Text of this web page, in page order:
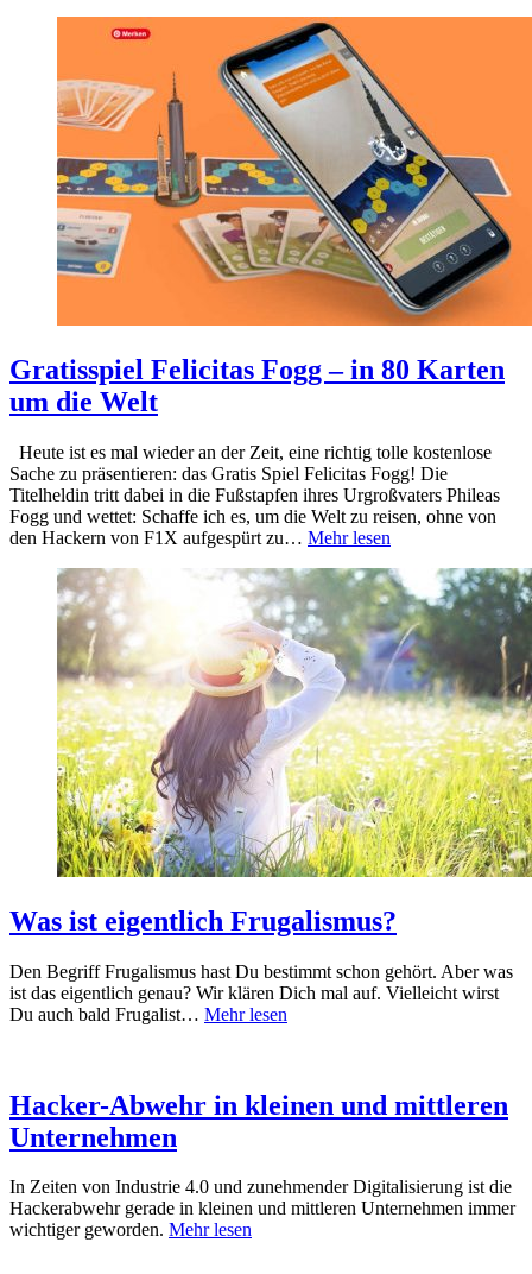
Gratisspiel Felicitas Fogg – in 80 Karten
um die Welt
Heute ist es mal wieder an der Zeit, eine richtig tolle kostenlose
Sache zu präsentieren: das Gratis Spiel Felicitas Fogg! Die
Titelheldin tritt dabei in die Fußstapfen ihres Urgroßvaters Phileas
Fogg und wettet: Schaffe ich es, um die Welt zu reisen, ohne von
den Hackern von F1X aufgespürt zu… Mehr lesen
Was ist eigentlich Frugalismus?
Den Begriff Frugalismus hast Du bestimmt schon gehört. Aber was
ist das eigentlich genau? Wir klären Dich mal auf. Vielleicht wirst
Du auch bald Frugalist… Mehr lesen
Hacker-Abwehr in kleinen und mittleren
Unternehmen
In Zeiten von Industrie 4.0 und zunehmender Digitalisierung ist die
Hackerabwehr gerade in kleinen und mittleren Unternehmen immer
wichtiger geworden. Mehr lesen